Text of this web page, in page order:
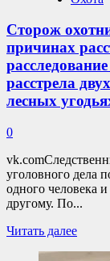
200
когда
акула
Сторож
причинах
расстрела
лесных
0
уголовного дела
одного человека
другому. По...
Читать далее